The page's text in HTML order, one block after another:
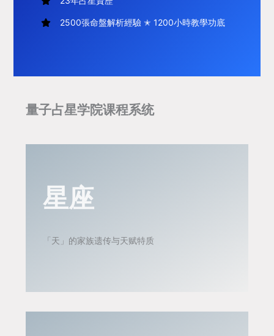
2500張命盤解析經驗 ✭ 1200小時教學功底
量子占星学院课程系统
星座
「天」的家族遗传与天赋特质